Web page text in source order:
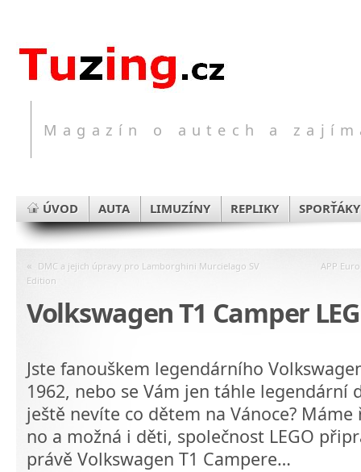
Magazín o autech a
ÚVOD AUTA LIMUZÍNY REPLIKY SPORŤÁKY
« DMC a jejich úpravy pro Lamborghini Murcielago SV
Edition
APP
Volkswagen T1 Camper
Jste fanouškem legendárního
1962, nebo se Vám jen táhle legendární
ještě nevíte co dětem na Vánoce?
no a možná i děti, společnost LEGO
právě Volkswagen T1 Campere…